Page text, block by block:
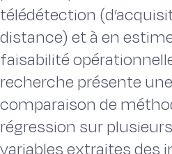
télédétection
distance) et à en
faisabilité
recherche présente une
comparaison de
régression sur plusieurs